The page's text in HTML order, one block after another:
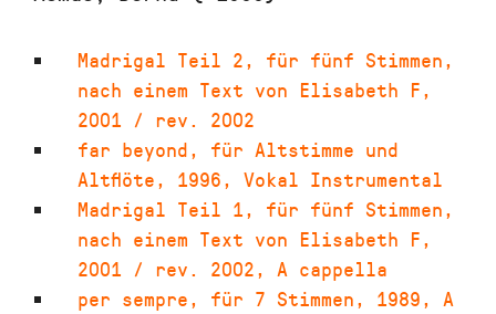
Madrigal Teil 2, für fünf Stimmen,
nach einem Text von Elisabeth F,
2001 / rev. 2002
far beyond, für Altstimme und
Altflöte, 1996, Vokal Instrumental
Madrigal Teil 1, für fünf Stimmen,
nach einem Text von Elisabeth F,
2001 / rev. 2002, A cappella
per sempre, für 7 Stimmen, 1989, A